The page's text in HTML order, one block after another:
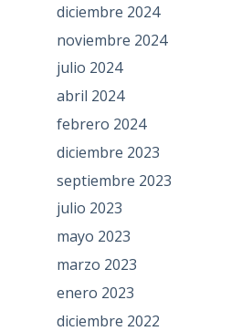
diciembre 2024
noviembre 2024
julio 2024
abril 2024
febrero 2024
diciembre 2023
septiembre 2023
julio 2023
mayo 2023
marzo 2023
enero 2023
diciembre 2022